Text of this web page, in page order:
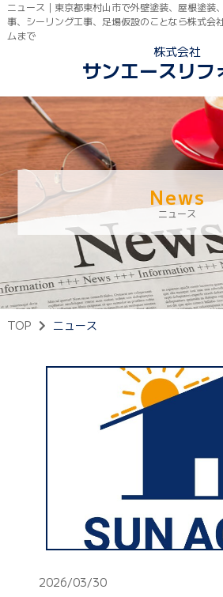
ニュース｜東京都東村山市で外壁塗装、屋根塗装
事、シーリング工事、足場仮設のことなら株式会
ムまで
株式会社
サンエースリフ
初めての方へ
ご依頼の流れ
建物健康診断
正しい業者の選び方
News
ニュース
TOP ニュース
2026/03/30